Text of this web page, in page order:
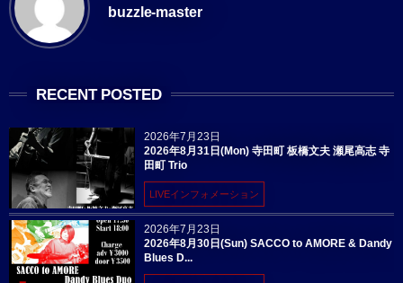
buzzle-master
RECENT POSTED
2026年7月23日
2026年8月31日(Mon) 寺田町 板橋文夫 瀬尾高志 寺
田町 Trio
LIVEインフォメーション
2026年7月23日
2026年8月30日(Sun) SACCO to AMORE & Dandy
Blues D...